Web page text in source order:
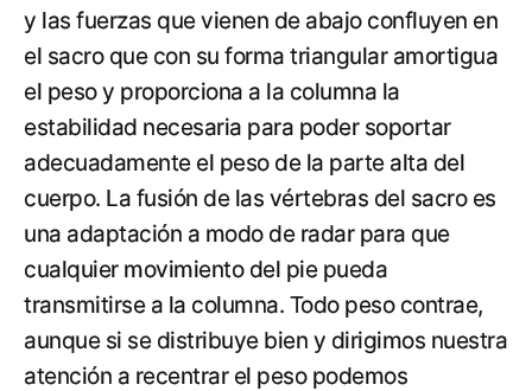
y las fuerzas que vienen de abajo confluyen en
el sacro que con su forma triangular amortigua
el peso y proporciona a la columna la
estabilidad necesaria para poder soportar
adecuadamente el peso de la parte alta del
cuerpo. La fusión de las vértebras del sacro es
una adaptación a modo de radar para que
cualquier movimiento del pie pueda
transmitirse a la columna. Todo peso contrae,
aunque si se distribuye bien y dirigimos nuestra
atención a recentrar el peso podemos